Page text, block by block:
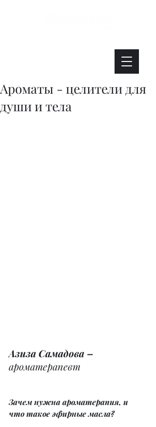
Ароматы - целители для
души и тела
Азиза Самадова –
ароматерапевт
Зачем нужна ароматерапия, и
что такое эфирные масла?